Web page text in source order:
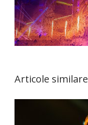
Articole similare